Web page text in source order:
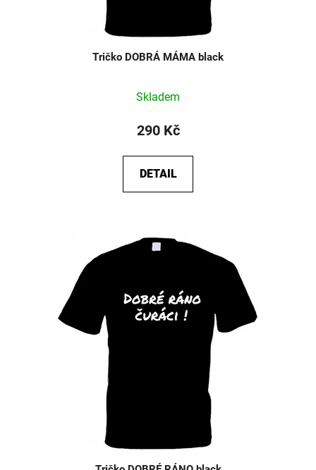
Tričko DOBRÁ MÁMA black
Skladem
290 Kč
DETAIL